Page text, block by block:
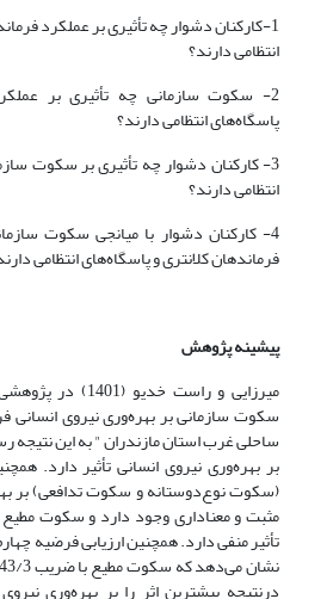
1-کارکنان دشوار چه تأثیری بر عملکرد
انتظامی دارند؟
2- سکوت سازمانی چه تأثیری بر
پاسگاه‌های انتظامی دارند؟
3- کارکنان دشوار چه تأثیری بر سکوت
انتظامی دارند؟
4- کارکنان دشوار با میانجی سکوت
فرماندهان کلانتری و پاسگاه‌های انتظامی
پیشینه پژوهش
میرزایی و راست
سکوت سازمانی بر بهره‌وری نیروی انسانی
ساحلی غرب استان مازندران " به این
بر بهره‌وری نیروی انسانی تأثیر دارد.
(سکوت نوع‌دوستانه و سکوت تدافعی) بر
مثبت و معناداری وجود دارد و سکوت مطیع
تأثیر منفی دارد. همچنین ارزیابی فرضیه
درنتیجه بیشترین اثر را بر بهره‌وری